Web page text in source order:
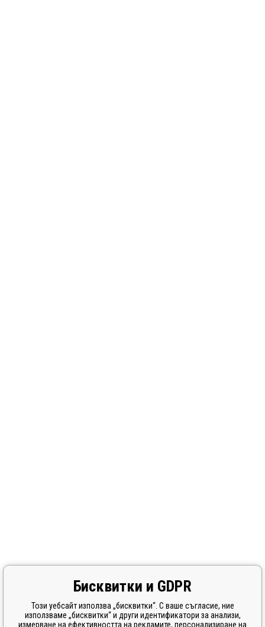
Бисквитки и GDPR
Този уебсайт използва „бисквитки“. С ваше съгласие, ние
използваме „бисквитки“ и други идентификатори за анализи,
измерване на ефективността на рекламите, персонализиране на